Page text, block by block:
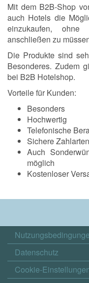
Mit dem B2B-Shop
auch Hotels die
einzukaufen, ohne
anschließen zu
Die Produkte sind
Besonderes. Zudem
bei B2B Hotelshop.
Vorteile für Kunden:
Besonders
Hochwertig
Telefonische
Sichere Zahlarten
Auch
möglich
Kostenloser
Datenschutz
Cookie-